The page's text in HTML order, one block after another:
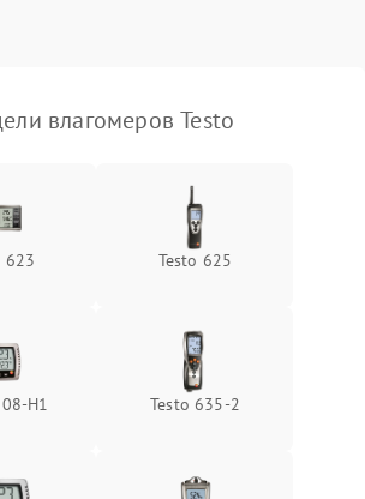
1000 ₽ Подробнее →
влагомеров Testo
623 Testo 625
H1 Testo 635-2